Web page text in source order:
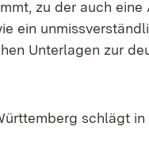
zu der auch
ein
Unterlagen zur
schlägt